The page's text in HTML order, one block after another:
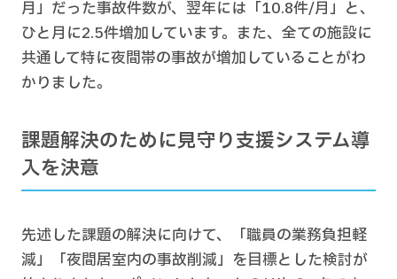
月」だった事故件数が、翌年には「10.8件/月」と、
ひと月に2.5件増加しています。また、全ての施設に
共通して特に夜間帯の事故が増加していることがわ
かりました。
課題解決のために見守り支援システム導
入を決意
先述した課題の解決に向けて、「職員の業務負担軽
減」「夜間居室内の事故削減」を目標とした検討が